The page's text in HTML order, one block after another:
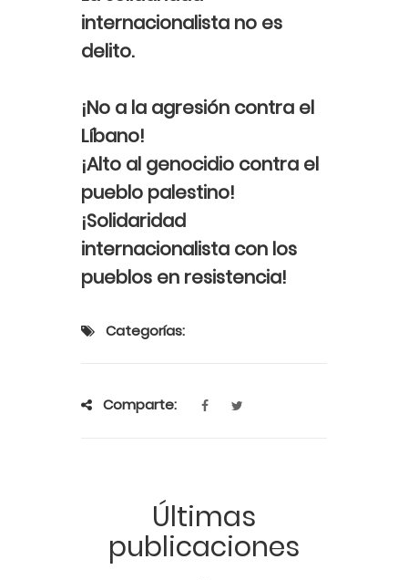
internacionalista no es
delito.
¡No a la agresión contra el
Líbano!
¡Alto al genocidio contra el
pueblo palestino!
¡Solidaridad
internacionalista con los
pueblos en resistencia!
Categorías:
Comparte:
Últimas
publicaciones